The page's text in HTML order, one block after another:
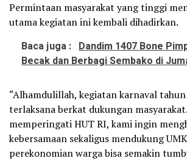
Permintaan masyarakat yang tinggi
utama kegiatan ini kembali dihadirkan.
Baca juga : Dandim 1407 Bone
Becak dan Berbagi Sembako di
“Alhamdulillah, kegiatan karnaval
terlaksana berkat dukungan
memperingati HUT RI, kami ingin
kebersamaan sekaligus mendukung
perekonomian warga bisa semakin